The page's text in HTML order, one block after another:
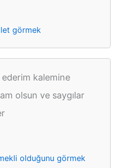
görmek
kalemine
olsun ve saygılar
olduğunu görmek